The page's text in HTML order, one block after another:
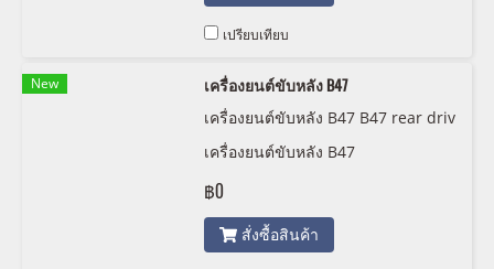
เปรียบเทียบ
New
เครื่องยนต์ขับหลัง B47
เครื่องยนต์ขับหลัง B47 B47 rear driv
e engine
เครื่องยนต์ขับหลัง B47
฿0
สั่งซื้อสินค้า